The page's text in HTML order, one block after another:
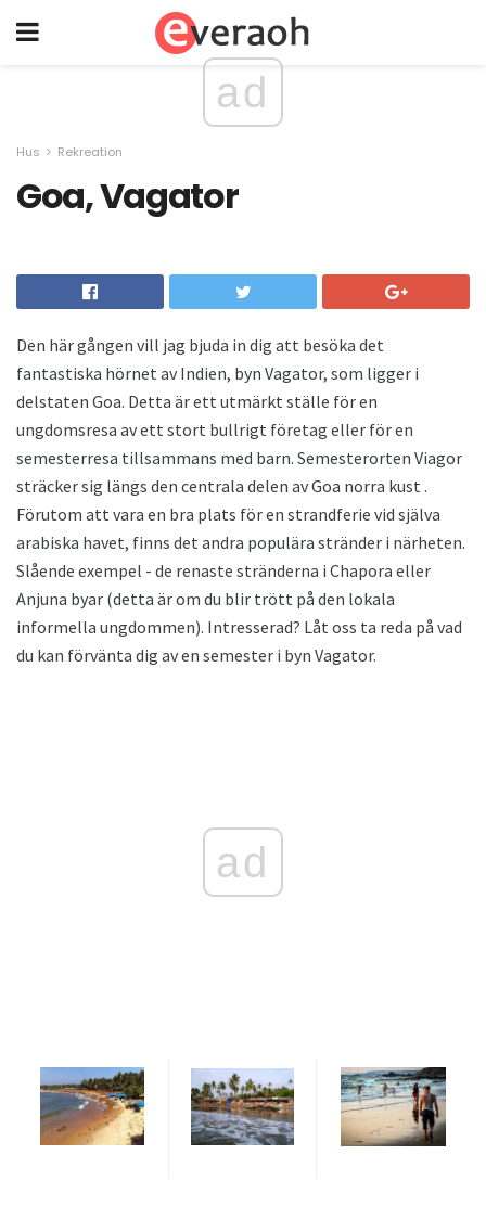
ad
Hus Rekreation
Goa, Vagator
Den här gången vill jag bjuda in dig att besöka det
fantastiska hörnet av Indien, byn Vagator, som ligger i
delstaten Goa. Detta är ett utmärkt ställe för en
ungdomsresa av ett stort bullrigt företag eller för en
semesterresa tillsammans med barn. Semesterorten Viagor
sträcker sig längs den centrala delen av Goa norra kust .
Förutom att vara en bra plats för en strandferie vid själva
arabiska havet, finns det andra populära stränder i närheten.
Slående exempel - de renaste stränderna i Chapora eller
Anjuna byar (detta är om du blir trött på den lokala
informella ungdommen). Intresserad? Låt oss ta reda på vad
du kan förvänta dig av en semester i byn Vagator.
ad